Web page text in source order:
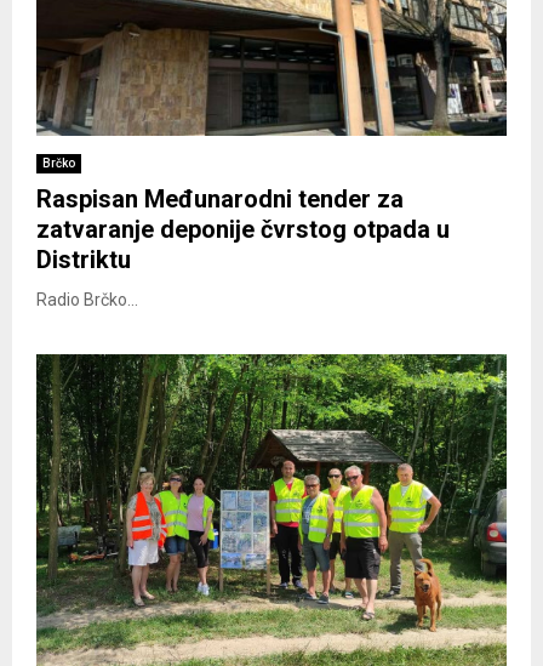
Brčko
Raspisan Međunarodni tender za
zatvaranje deponije čvrstog otpada u
Distriktu
Radio Brčko...